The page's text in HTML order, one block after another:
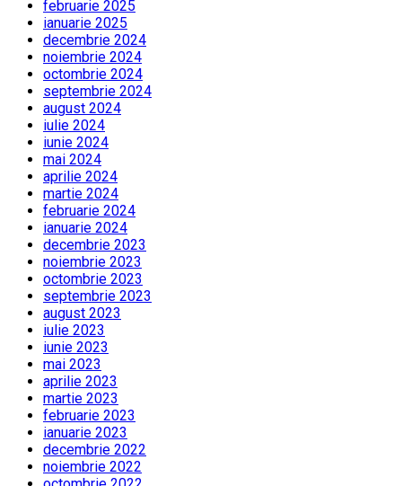
februarie 2025
ianuarie 2025
decembrie 2024
noiembrie 2024
octombrie 2024
septembrie 2024
august 2024
iulie 2024
iunie 2024
mai 2024
aprilie 2024
martie 2024
februarie 2024
ianuarie 2024
decembrie 2023
noiembrie 2023
octombrie 2023
septembrie 2023
august 2023
iulie 2023
iunie 2023
mai 2023
aprilie 2023
martie 2023
februarie 2023
ianuarie 2023
decembrie 2022
noiembrie 2022